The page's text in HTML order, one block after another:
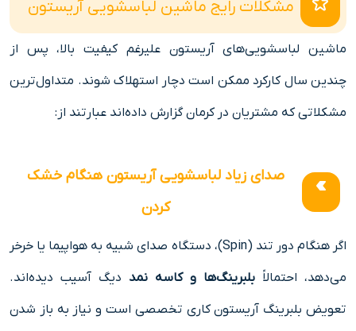
مشکلات رایج ماشین لباسشویی آریستون
ماشین لباسشویی‌های آریستون علیرغم کیفیت بالا، پس از
چندین سال کارکرد ممکن است دچار استهلاک شوند. متداول‌ترین
مشکلاتی که مشتریان در کرمان گزارش داده‌اند عبارتند از:
صدای زیاد لباسشویی آریستون هنگام خشک
کردن
اگر هنگام دور تند (Spin)، دستگاه صدای شبیه به هواپیما یا خرخر
می‌دهد، احتمالاً بلبرینگ‌ها و کاسه نمد دیگ آسیب دیده‌اند.
تعویض بلبرینگ آریستون کاری تخصصی است و نیاز به باز شدن